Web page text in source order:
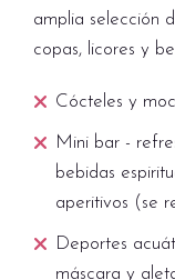
cuadrados
acceso
área de
amplios
disponibles
con chef
abre a una
amplia selección
copas, licores y
Cócteles y
Mini bar -
bebidas
aperitivos (se
Deportes
máscara y